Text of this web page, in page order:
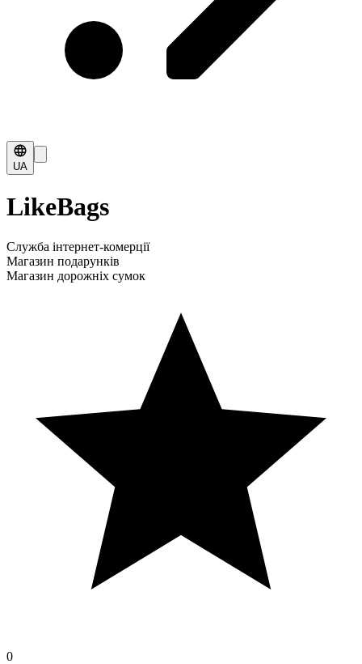
UA
LikeBags
Служба інтернет-комерції
Магазин подарунків
Магазин дорожніх сумок
0